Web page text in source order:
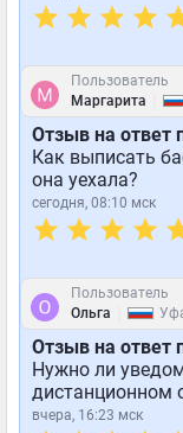
Пользователь
Маргарита
Отзыв на ответ
Как выписать
она уехала?
сегодня, 08:10 мск
Пользователь
Ольга
Отзыв на ответ
Нужно ли
дистанционном
вчера, 16:23 мск